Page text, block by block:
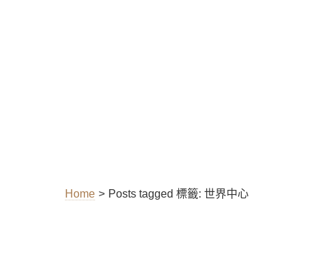
Home > Posts tagged 標籤: 世界中心